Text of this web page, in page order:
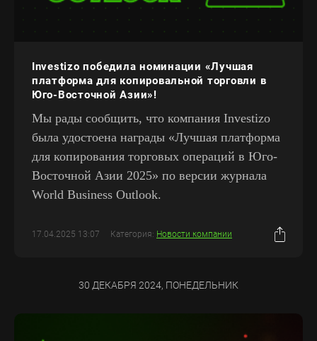
Investizo победила номинации «Лучшая
платформа для копировальной торговли в
Юго-Восточной Азии»!
Мы рады сообщить, что компания Investizo
была удостоена награды «Лучшая платформа
для копирования торговых операций в Юго-
Восточной Азии 2025» по версии журнала
World Business Outlook.
17.04.2025 13:07 Категория: Новости компании
30 ДЕКАБРЯ 2024, ПОНЕДЕЛЬНИК